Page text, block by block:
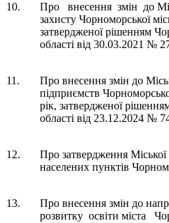
10.
Про внесення змін до
захисту Чорноморської
затвердженої рішенням
області від 30.03.2021 №
11.
Про внесення змін до
підприємств
рік, затвердженої
області від 23.12.2024 №
12.
Про затвердження Міської
населених пунктів
13.
Про внесення змін до
розвитку освіти міста